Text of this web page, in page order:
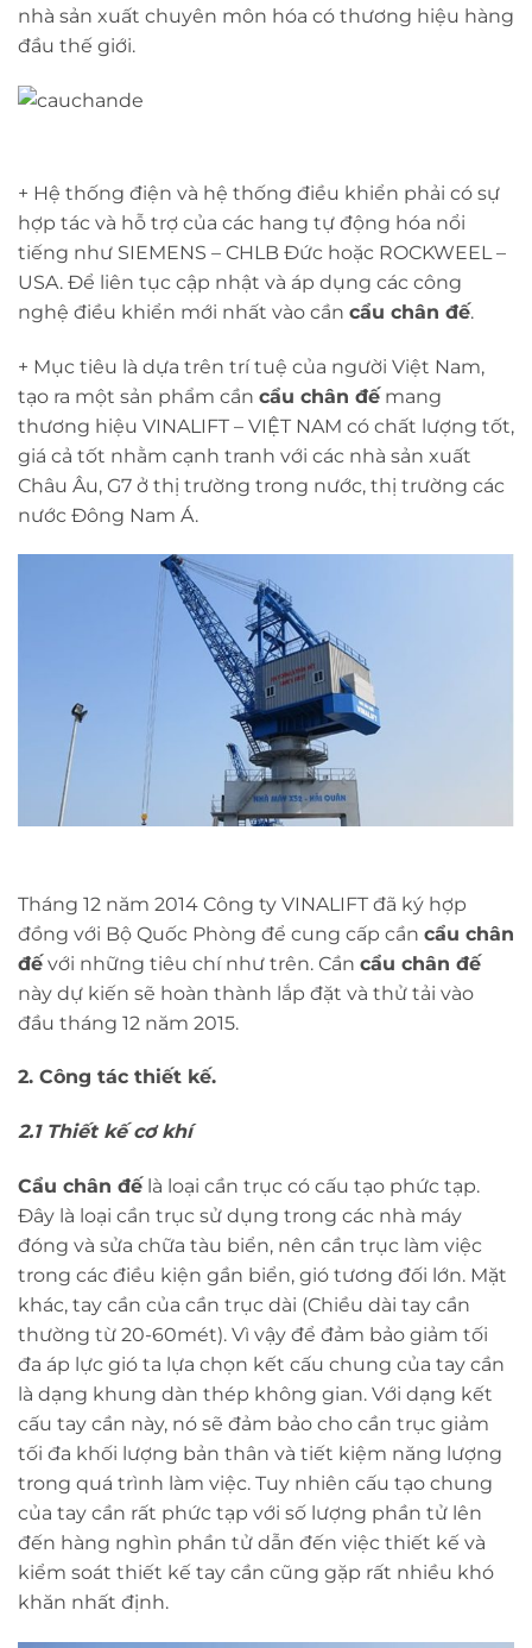
nhà sản xuất chuyên môn hóa có thương hiệu hàng
đầu thế giới.
+ Hệ thống điện và hệ thống điều khiển phải có sự
hợp tác và hỗ trợ của các hang tự động hóa nổi
tiếng như SIEMENS – CHLB Đức hoặc ROCKWEEL –
USA. Để liên tục cập nhật và áp dụng các công
nghệ điều khiển mới nhất vào cần cẩu chân đế.
+ Mục tiêu là dựa trên trí tuệ của người Việt Nam,
tạo ra một sản phẩm cần cẩu chân đế mang
thương hiệu VINALIFT – VIỆT NAM có chất lượng tốt,
giá cả tốt nhằm cạnh tranh với các nhà sản xuất
Châu Âu, G7 ở thị trường trong nước, thị trường các
nước Đông Nam Á.
Tháng 12 năm 2014 Công ty VINALIFT đã ký hợp
đồng với Bộ Quốc Phòng để cung cấp cần cẩu chân
đế với những tiêu chí như trên. Cần cẩu chân đế
này dự kiến sẽ hoàn thành lắp đặt và thử tải vào
đầu tháng 12 năm 2015.
2. Công tác thiết kế.
2.1 Thiết kế cơ khí
Cẩu chân đế là loại cần trục có cấu tạo phức tạp.
Đây là loại cần trục sử dụng trong các nhà máy
đóng và sửa chữa tàu biển, nên cần trục làm việc
trong các điều kiện gần biển, gió tương đối lớn. Mặt
khác, tay cần của cần trục dài (Chiều dài tay cần
thường từ 20-60mét). Vì vậy để đảm bảo giảm tối
đa áp lực gió ta lựa chọn kết cấu chung của tay cần
là dạng khung dàn thép không gian. Với dạng kết
cấu tay cần này, nó sẽ đảm bảo cho cần trục giảm
tối đa khối lượng bản thân và tiết kiệm năng lượng
trong quá trình làm việc. Tuy nhiên cấu tạo chung
của tay cần rất phức tạp với số lượng phần tử lên
đến hàng nghìn phần tử dẫn đến việc thiết kế và
kiểm soát thiết kế tay cần cũng gặp rất nhiều khó
khăn nhất định.